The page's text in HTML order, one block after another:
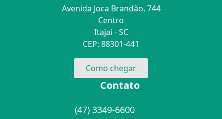
Avenida Joca Brandão, 744
Centro
Itajai - SC
CEP: 88301-441
Como chegar
Contato
(47) 3349-6600